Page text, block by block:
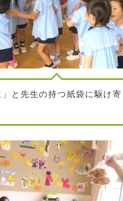
」と先生の持つ紙袋に駆け